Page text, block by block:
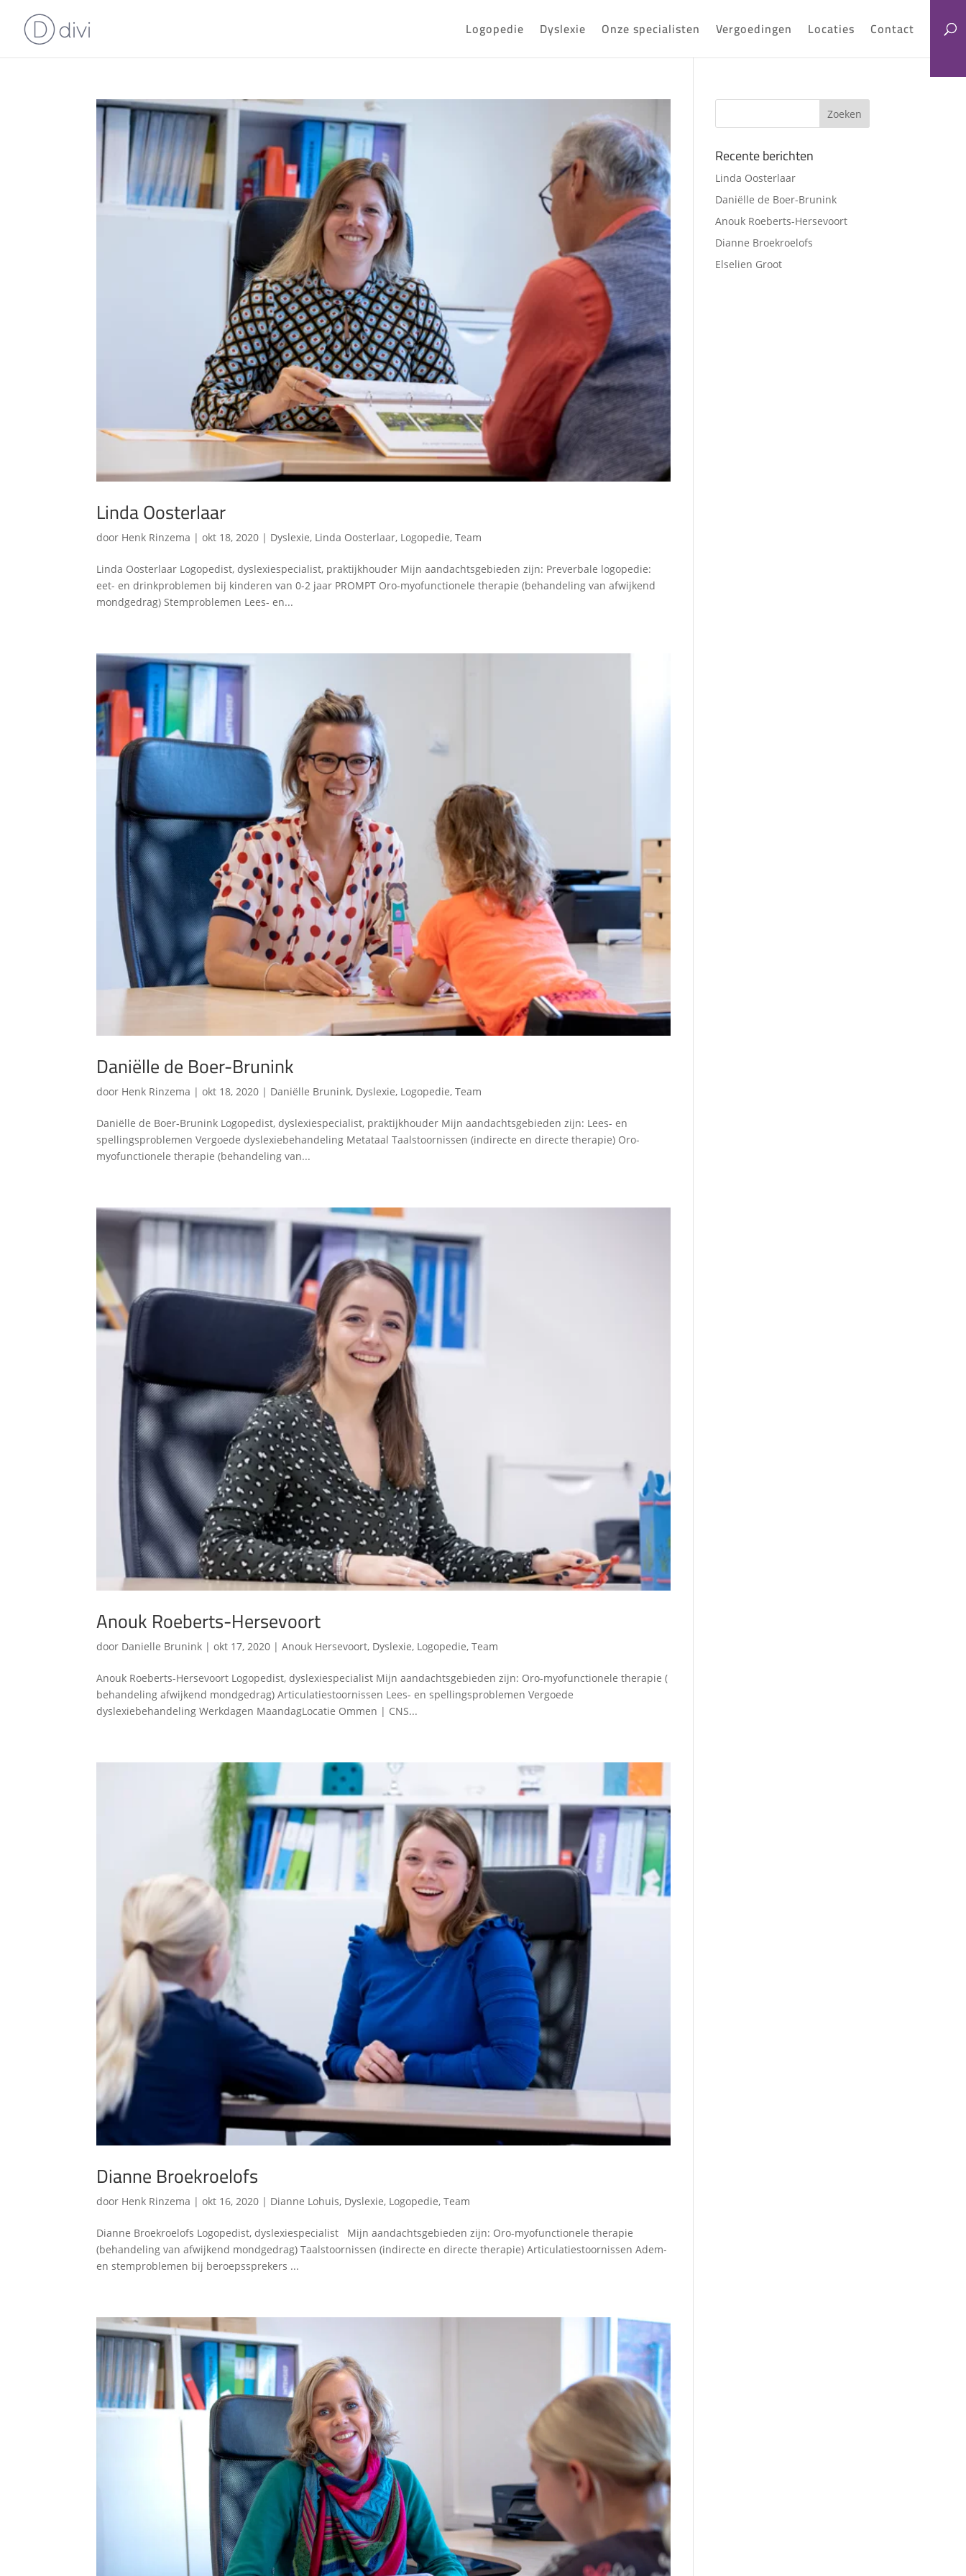
Logopedie Dyslexie Onze specialisten Vergoedingen Locaties Contact
Linda Oosterlaar
door Henk Rinzema |okt 18, 2020 | Dyslexie, Linda Oosterlaar, Logopedie,Team
Linda Oosterlaar Logopedist, dyslexiespecialist, praktijkhouder Mijn aandachtsgebieden zijn: Preverbale logopedie:
eet- en drinkproblemen bij kinderen van 0-2 jaar PROMPT Oro-myofunctionele therapie (behandeling van afwijkend
mondgedrag) Stemproblemen Lees- en...
Daniëlle de Boer-Brunink
door Henk Rinzema |okt 18, 2020 | Daniëlle Brunink, Dyslexie, Logopedie,Team
Daniëlle de Boer-Brunink Logopedist, dyslexiespecialist, praktijkhouder Mijn aandachtsgebieden zijn: Lees- en
spellingsproblemen Vergoede dyslexiebehandeling Metataal Taalstoornissen (indirecte en directe therapie) Oro-
myofunctionele therapie (behandeling van...
Anouk Roeberts-Hersevoort
door Danielle Brunink |okt 17, 2020 |Anouk Hersevoort, Dyslexie, Logopedie,Team
Anouk Roeberts-Hersevoort Logopedist, dyslexiespecialist Mijn aandachtsgebieden zijn: Oro-myofunctionele therapie (
behandeling afwijkend mondgedrag) Articulatiestoornissen Lees- en spellingsproblemen Vergoede
dyslexiebehandeling Werkdagen MaandagLocatie Ommen | CNS...
Dianne Broekroelofs
door Henk Rinzema |okt 16, 2020 | Dianne Lohuis, Dyslexie, Logopedie,Team
Dianne Broekroelofs Logopedist, dyslexiespecialist Mijn aandachtsgebieden zijn: Oro-myofunctionele therapie
(behandeling van afwijkend mondgedrag) Taalstoornissen (indirecte en directe therapie) Articulatiestoornissen Adem-
en stemproblemen bij beroepssprekers ...
Recente berichten
Linda Oosterlaar
Daniëlle de Boer-Brunink
Anouk Roeberts-Hersevoort
Dianne Broekroelofs
Elselien Groot